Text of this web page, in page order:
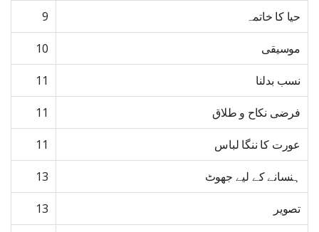
حیا کا خاتمہ 9
موسیقی 10
نسب بدلنا 11
فرضی نکاح و طلاق 11
عورت کا ننگا لباس 11
ہنسانے کے لیے جھوٹ 13
تصویر 13